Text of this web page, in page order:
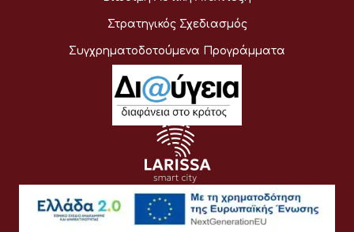
Στρατηγικός Σχεδιασμός
Συγχρηματοδοτούμενα Προγράμματα